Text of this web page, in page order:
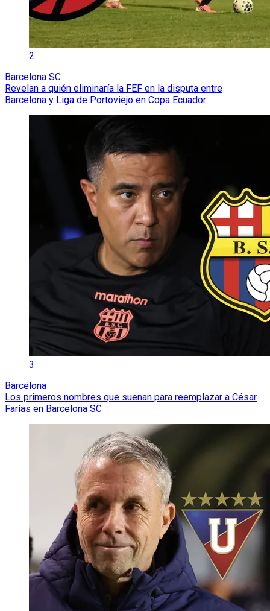
2
Barcelona SC
Revelan a quién eliminaría la FEF en la disputa entre
Barcelona y Liga de Portoviejo en Copa Ecuador
3
Barcelona
Los primeros nombres que suenan para reemplazar a César
Farías en Barcelona SC